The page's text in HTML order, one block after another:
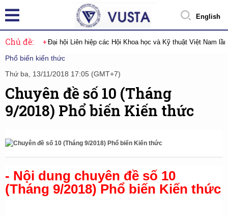
English
Chủ đề: Đại hội Liên hiệp các Hội Khoa học và Kỹ thuật Việt Nam
Phổ biến kiến thức
Thứ ba, 13/11/2018 17:05 (GMT+7)
Chuyên đề số 10 (Tháng
9/2018) Phổ biến Kiến thức
- Nội dung chuyên đề số 10
(Tháng 9/2018) Phổ biến Kiến thức